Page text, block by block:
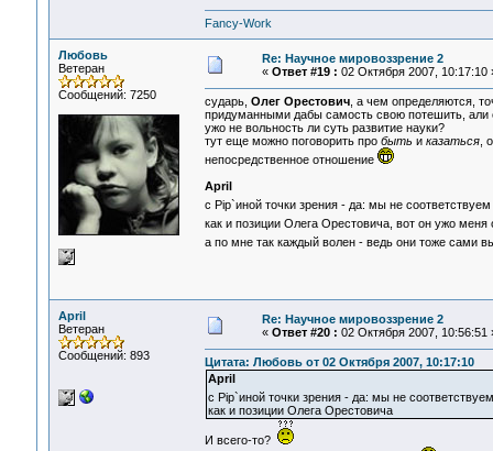
Fancy-Work
Любовь
Ветеран
Сообщений: 7250
Re: Научное мировоззрение 2
« Ответ #19 : 02 Октября 2007, 10:17:10
сударь, Олег Орестович, а чем определяются,
придуманными дабы самость свою потешить, али
ужо не вольность ли суть развитие науки?
тут еще можно поговорить про быть и казаться,
непосредственное отношение
April
с Pip`иной точки зрения - да: мы не
как и позиции Олега Орестовича, вот он ужо
а по мне так каждый волен - ведь они тоже сами
April
Ветеран
Сообщений: 893
Re: Научное мировоззрение 2
« Ответ #20 : 02 Октября 2007, 10:56:51
Цитата: Любовь от 02 Октября 2007, 10:17:10
April
с Pip`иной точки зрения - да: мы не
как и позиции Олега Орестовича
И всего-то?